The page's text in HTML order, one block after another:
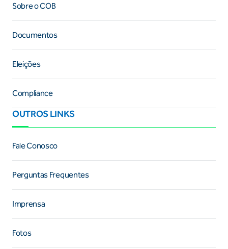
Sobre o COB
Documentos
Eleições
Compliance
OUTROS LINKS
Fale Conosco
Perguntas Frequentes
Imprensa
Fotos